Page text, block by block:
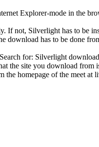
Explorer-mode in the
If not, Silverlight has to be
download has to be done
for: Silverlight
the site you download from
the homepage of the meet at